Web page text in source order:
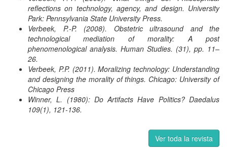
reflections on technology, agency, and design. University
Park: Pennsylvania State University Press.
Verbeek, P.-P. (2008). Obstetric ultrasound and the
technological mediation of morality: A post
phenomenological analysis. Human Studies. (31), pp. 11–
26.
Verbeek, P.P. (2011). Moralizing technology: Understanding
and designing the morality of things. Chicago: University of
Chicago Press
Winner, L. (1980): Do Artifacts Have Politics? Daedalus
109(1), 121-136.
Ver toda la revista